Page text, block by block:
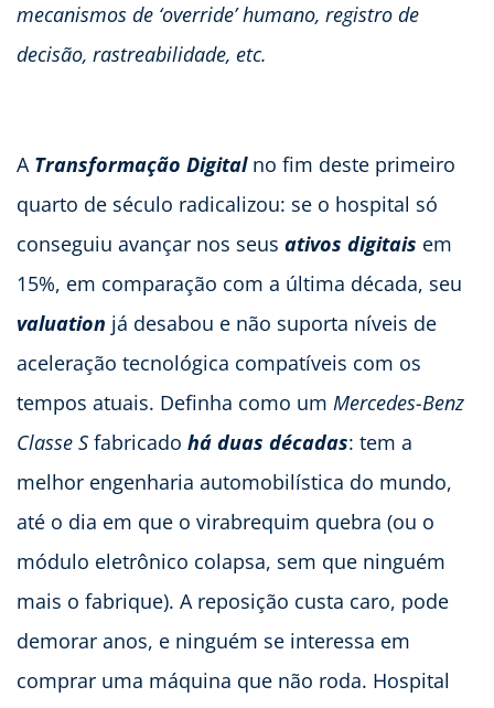
mecanismos de ‘override’ humano, registro de
decisão, rastreabilidade, etc.
A Transformação Digitalno fim deste primeiro
quarto de século radicalizou: se o hospital só
conseguiu avançar nos seus ativos digitais em
15%, em comparação com a última década, seu
valuation já desabou e não suporta níveis de
aceleração tecnológica compatíveis com os
tempos atuais. Definha como um Mercedes-Benz
Classe S fabricado há duas décadas: tem a
melhor engenharia automobilística do mundo,
até o dia em que o virabrequim quebra (ou o
módulo eletrônico colapsa, sem que ninguém
mais o fabrique). A reposição custa caro, pode
demorar anos, e ninguém se interessa em
comprar uma máquina que não roda. Hospital